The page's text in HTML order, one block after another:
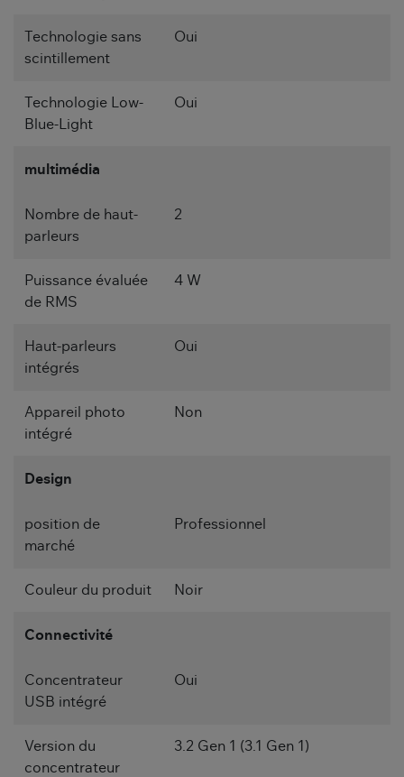
Technologie sans
scintillement
Oui
Technologie Low-
Blue-Light
Oui
multimédia
Nombre de haut-
parleurs
2
Puissance évaluée
de RMS
4 W
Haut-parleurs
intégrés
Oui
Appareil photo
intégré
Non
Design
position de
marché
Professionnel
Couleur du produit Noir
Connectivité
Concentrateur
USB intégré
Oui
Version du
concentrateur
3.2 Gen 1 (3.1 Gen 1)